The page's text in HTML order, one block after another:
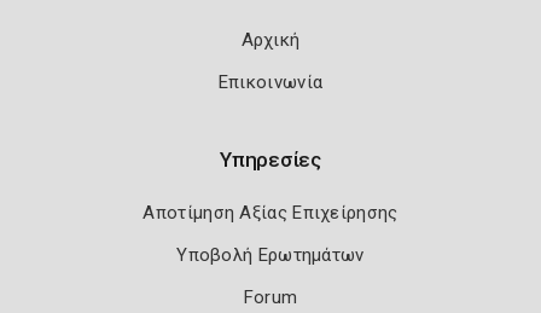
Αρχική
Επικοινωνία
Υπηρεσίες
Αποτίμηση Αξίας Επιχείρησης
Υποβολή Ερωτημάτων
Forum